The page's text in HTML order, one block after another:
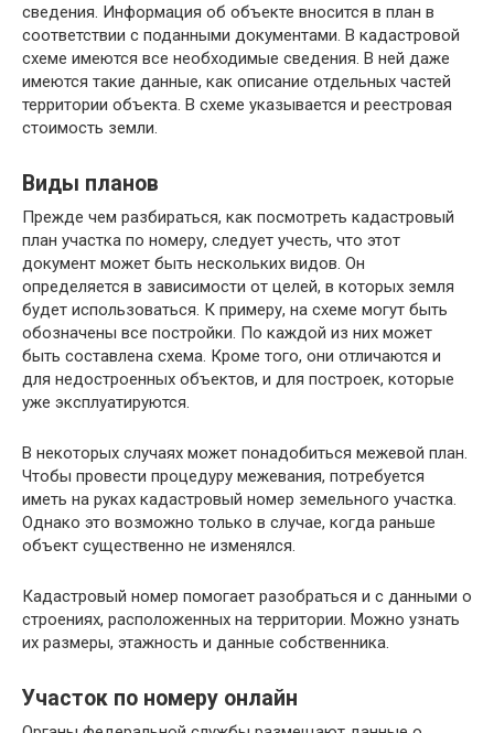
сведения. Информация об объекте вносится в план в
соответствии с поданными документами. В кадастровой
схеме имеются все необходимые сведения. В ней даже
имеются такие данные, как описание отдельных частей
территории объекта. В схеме указывается и реестровая
стоимость земли.
Виды планов
Прежде чем разбираться, как посмотреть кадастровый
план участка по номеру, следует учесть, что этот
документ может быть нескольких видов. Он
определяется в зависимости от целей, в которых земля
будет использоваться. К примеру, на схеме могут быть
обозначены все постройки. По каждой из них может
быть составлена схема. Кроме того, они отличаются и
для недостроенных объектов, и для построек, которые
уже эксплуатируются.
В некоторых случаях может понадобиться межевой план.
Чтобы провести процедуру межевания, потребуется
иметь на руках кадастровый номер земельного участка.
Однако это возможно только в случае, когда раньше
объект существенно не изменялся.
Кадастровый номер помогает разобраться и с данными о
строениях, расположенных на территории. Можно узнать
их размеры, этажность и данные собственника.
Участок по номеру онлайн